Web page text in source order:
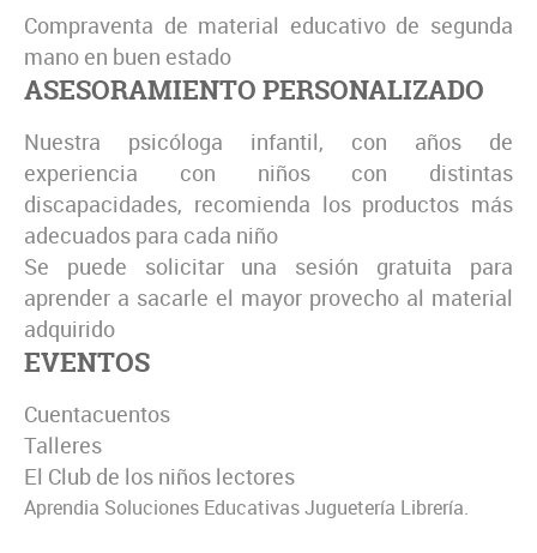
Compraventa de material educativo de segunda
mano en buen estado
ASESORAMIENTO PERSONALIZADO
Nuestra psicóloga infantil, con años de
experiencia con niños con distintas
discapacidades, recomienda los productos más
adecuados para cada niño
Se puede solicitar una sesión gratuita para
aprender a sacarle el mayor provecho al material
adquirido
EVENTOS
Cuentacuentos
Talleres
El Club de los niños lectores
Aprendia Soluciones Educativas Juguetería Librería.